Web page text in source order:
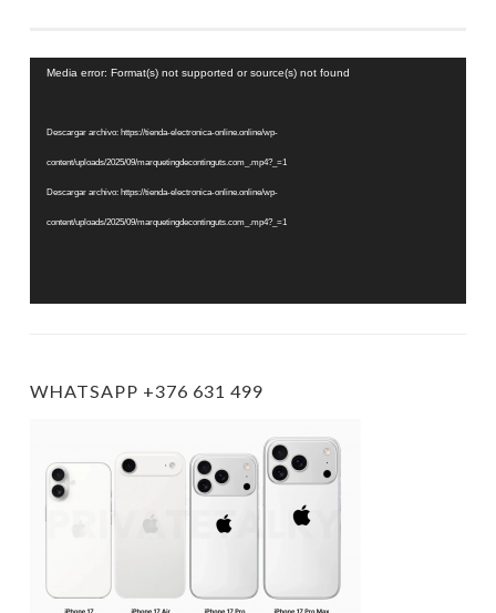
Reproductor
vídeo
Media error: Format(s) not supported or source(s) not found
Descargar archivo: https://tienda-electronica-online.online/wp-
content/uploads/2025/09/marquetingdecontinguts.com_.mp4?_=1
Descargar archivo: https://tienda-electronica-online.online/wp-
content/uploads/2025/09/marquetingdecontinguts.com_.mp4?_=1
WHATSAPP +376 631 499